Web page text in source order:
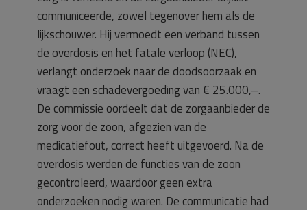
communiceerde, zowel tegenover hem als de
lijkschouwer. Hij vermoedt een verband tussen
de overdosis en het fatale verloop (NEC),
verlangt onderzoek naar de doodsoorzaak en
vraagt een schadevergoeding van € 25.000,–.
De commissie oordeelt dat de zorgaanbieder de
zorg voor de zoon, afgezien van de
medicatiefout, correct heeft uitgevoerd. Na de
overdosis werden de functies van de zoon
gecontroleerd, waardoor geen extra
onderzoeken nodig waren. De communicatie had